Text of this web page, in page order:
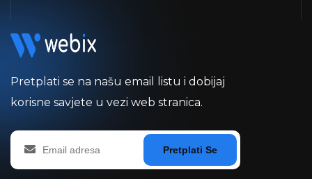
Pretplati se na našu email listu i dobijaj
korisne savjete u vezi web stranica.
Pretplati Se